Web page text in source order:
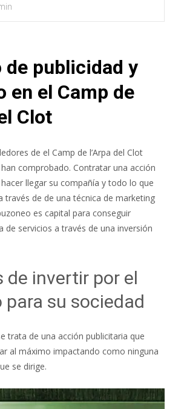
de publicidad y
en el Camp de
Clot
de el Camp de l’Arpa del Clot
comprobado. Contratar una acción
llegar su compañía y todo lo que
través de de una técnica de marketing
es capital para conseguir
de servicios a través de una inversión
de invertir por el
para su sociedad
trata de una acción publicitaria que
al máximo impactando como ninguna
se dirige.